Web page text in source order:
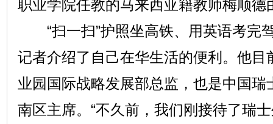
职业学院任教的马来西亚籍教师梅顺德
“扫一扫”护照坐高铁、用英语考完
记者介绍了自己在华生活的便利。他目
业园国际战略发展部总监，也是中国瑞
南区主席。“不久前，我们刚接待了瑞